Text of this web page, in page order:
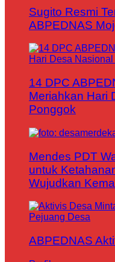
Sugito Resmi
ABPEDNAS
14 DPC
Meriahkan Hari
Ponggok
Mendes PDT
untuk
Wujudkan
ABPEDNAS